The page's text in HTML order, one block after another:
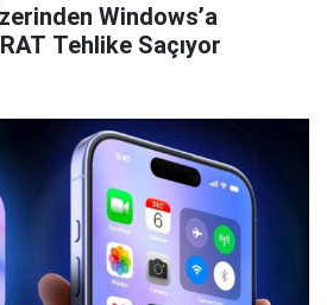
Windows’a
Tehlike Saçıyor